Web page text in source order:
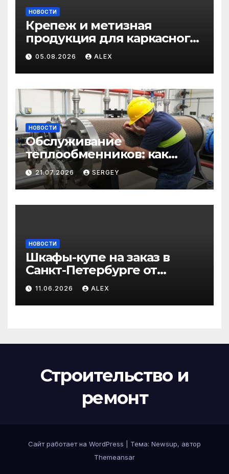
НОВОСТИ
Крепеж и метизная
продукция для каркасного
и загородного
строительства: от
саморезов до анкеров
05.08.2026 ALEX
НОВОСТИ
Обслуживание
теплообменников: как
сохранить эффективность
и избежать простоев
21.07.2026 SERGEY
НОВОСТИ
Шкафы-купе на заказ в
Санкт-Петербурге от
производителя по
доступным ценам
11.06.2026 ALEX
Строительство и
ремонт
Сайт работает на WordPress Тема: Newsup, автор
Themeansar